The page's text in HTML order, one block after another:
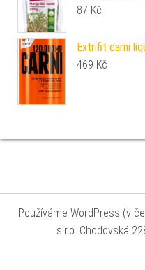
87 Kč
Extrifit carni
469 Kč
Používáme WordPress (v
s.r.o. Chodovská